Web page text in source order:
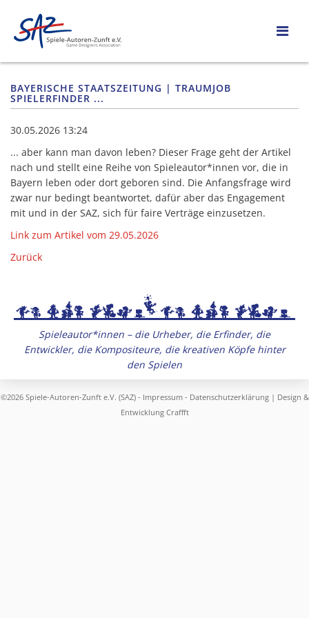
BAYERISCHE STAATSZEITUNG | TRAUMJOB
SPIELERFINDER ...
30.05.2026 13:24
... aber kann man davon leben? Dieser Frage geht der Artikel
nach und stellt eine Reihe von Spieleautor*innen vor, die in
Bayern leben oder dort geboren sind. Die Anfangsfrage wird
zwar nur bedingt beantwortet, dafür aber das Engagement
mit und in der SAZ, sich für faire Verträge einzusetzen.
Link zum Artikel vom 29.05.2026
Zurück
Spieleautor*innen – die Urheber, die Erfinder, die
Entwickler, die Kompositeure, die kreativen Köpfe hinter
den Spielen
©2026 Spiele-Autoren-Zunft e.V. (SAZ) - Impressum- Datenschutzerklärung| Design &
Entwicklung Craffft